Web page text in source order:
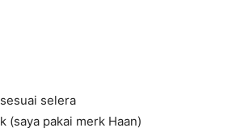
selera
(saya pakai merk Haan)